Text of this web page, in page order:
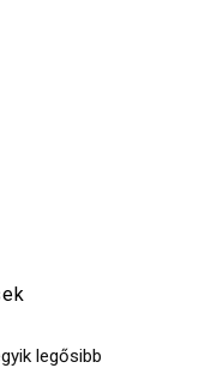
legősibb